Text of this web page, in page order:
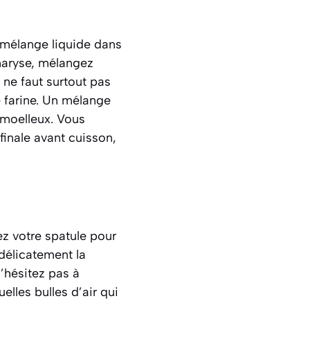
liquide dans
mélangez
faut surtout pas
Un mélange
Vous
avant cuisson,
votre spatule pour
la
pas à
bulles d’air qui